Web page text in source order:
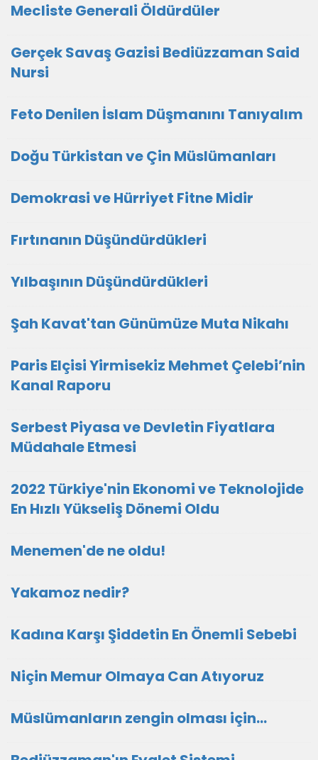
Mecliste Generali Öldürdüler
Gerçek Savaş Gazisi Bediüzzaman Said
Nursi
Feto Denilen İslam Düşmanını Tanıyalım
Doğu Türkistan ve Çin Müslümanları
Demokrasi ve Hürriyet Fitne Midir
Fırtınanın Düşündürdükleri
Yılbaşının Düşündürdükleri
Şah Kavat'tan Günümüze Muta Nikahı
Paris Elçisi Yirmisekiz Mehmet Çelebi’nin
Kanal Raporu
Serbest Piyasa ve Devletin Fiyatlara
Müdahale Etmesi
2022 Türkiye'nin Ekonomi ve Teknolojide
En Hızlı Yükseliş Dönemi Oldu
Menemen'de ne oldu!
Yakamoz nedir?
Kadına Karşı Şiddetin En Önemli Sebebi
Niçin Memur Olmaya Can Atıyoruz
Müslümanların zengin olması için...